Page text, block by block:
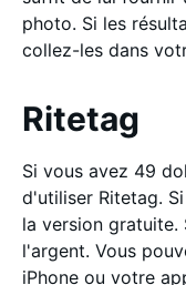
photo. Si les
collez-les dans
Ritetag
Si vous avez 49
d'utiliser Ritetag.
la version gratuite.
l'argent. Vous
iPhone ou votre